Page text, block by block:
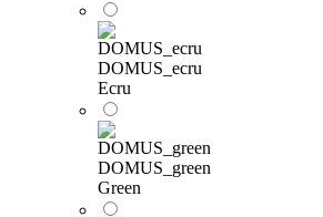
DOMUS_ecru
Ecru
DOMUS_green
Green